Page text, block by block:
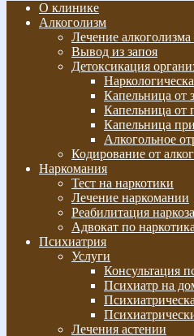
О клинике
Алкоголизм
Лечение
Вывод из запоя
Детоксикация
Капельница от
Капельница от
Капельница
Алкогольное
Кодирование от
Наркомания
Тест на наркотики
Лечение наркомании
Реабилитация
Адвокат по
Психиатрия
Услуги
Консультация
Психиатр на
Лечения астении